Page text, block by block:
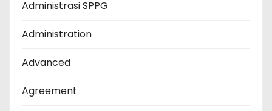
Administrasi SPPG
Administration
Advanced
Agreement